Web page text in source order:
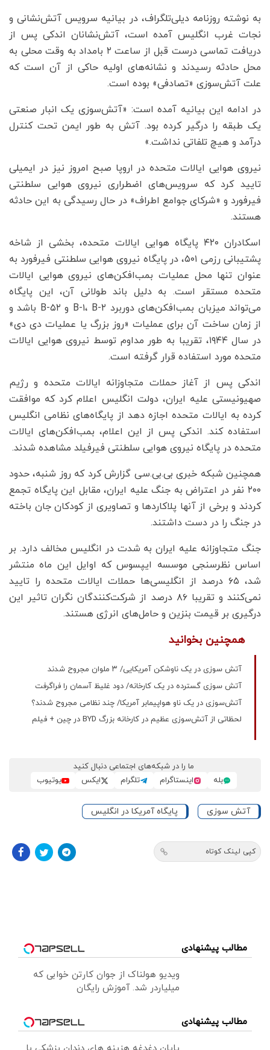
به نوشته روزنامه دیلی‌تلگراف، در بیانیه‌ سرویس آتش‌نشانی و
نجات غرب انگلیس آمده است، آتش‌نشانان اندکی پس از
دریافت تماسی درست قبل از ساعت ۲ بامداد به وقت محلی به
محل حادثه رسیدند و نشانه‌های اولیه حاکی از آن است که
علت آتش‌سوزی «تصادفی» بوده است.
در ادامه این بیانیه آمده است: «آتش‌سوزی یک انبار صنعتی
یک طبقه را درگیر کرده بود. آتش به طور ایمن تحت کنترل
درآمد و هیچ تلفاتی نداشت.»
نیروی هوایی ایالات متحده در اروپا صبح امروز نیز در ایمیلی
تایید کرد که سرویس‌های اضطراری نیروی هوایی سلطنتی
فیرفورد و «شرکای جوامع اطراف» در حال رسیدگی به این حادثه
هستند.
اسکادران ۴۲۰ پایگاه هوایی ایالات متحده، بخشی از شاخه
پشتیبانی رزمی ۵۰۱، در پایگاه نیروی هوایی سلطنتی فیرفورد به
عنوان تنها محل عملیات بمب‌افکن‌های نیروی هوایی ایالات
متحده مستقر است. به دلیل باند طولانی آن، این پایگاه
می‌تواند میزبان بمب‌افکن‌های دوربرد B-۱، B-۲ و B-۵۲ باشد و
از زمان ساخت آن برای عملیات «روز بزرگ یا عملیات دی‌ دی»
در سال ۱۹۴۴، تقریبا به طور مداوم توسط نیروی هوایی ایالات
متحده مورد استفاده قرار گرفته است.
اندکی پس از آغاز حملات متجاوزانه ایالات متحده و رژیم
صهیونیستی علیه ایران، دولت انگلیس اعلام کرد که موافقت
کرده به ایالات متحده اجازه دهد از پایگاه‌های نظامی انگلیس
استفاده کند. اندکی پس از این اعلام، بمب‌افکن‌های ایالات
متحده در پایگاه نیروی هوایی سلطنتی فیرفیلد مشاهده شدند.
همچنین شبکه خبری بی.‌بی.‌سی گزارش کرد که روز شنبه، حدود
۲۰۰ نفر در اعتراض به جنگ علیه ایران، مقابل این پایگاه تجمع
کردند و برخی از آنها پلاکاردها و تصاویری از کودکان جان باخته
در جنگ را در دست داشتند.
جنگ متجاوزانه علیه ایران به شدت در انگلیس مخالف دارد. بر
اساس نظرسنجی موسسه ایپسوس که اوایل این ماه منتشر
شد، ۶۵ درصد از انگلیسی‌ها حملات ایالات متحده را تایید
نمی‌کنند و تقریبا ۸۶ درصد از شرکت‌کنندگان نگران تاثیر این
درگیری بر قیمت بنزین و حامل‌های انرژی هستند.
همچنین بخوانید
آتش سوزی در یک ناوشکن آمریکایی/ ۳ ملوان مجروح شدند
آتش سوزی گسترده در یک کارخانه/ دود غلیظ آسمان را فراگرفت
آتش‌سوزی در یک ناو هواپیمابر آمریکا/ چند نظامی مجروح شدند؟
لحظاتی از آتش‌سوزی عظیم در کارخانه بزرگ BYD در چین + فیلم
ما را در شبکه‌های اجتماعی دنبال کنید
بله
اینستاگرام تلگرام ایکس یوتیوب
آتش سوزی پایگاه آمریکا در انگلیس
کپی لینک کوتاه
مطالب پیشنهادی
ویدیو هولناک از جوان کارتن خوابی که
میلیاردر شد. آموزش رایگان
مطالب پیشنهادی